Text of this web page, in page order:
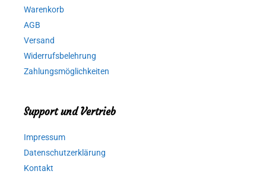
Warenkorb
AGB
Versand
Widerrufsbelehrung
Zahlungsmöglichkeiten
Support und Vertrieb
Impressum
Datenschutzerklärung
Kontakt